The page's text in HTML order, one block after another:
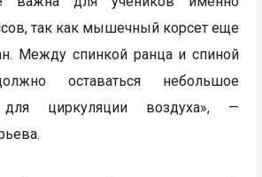
так как мышечный корсет еще
Между спинкой ранца и спиной
оставаться небольшое
для циркуляции воздуха», —